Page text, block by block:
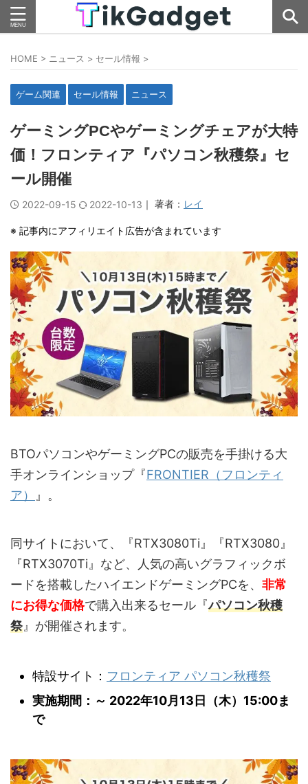
HOME > ニュース > セール情報 >
ゲーム関連 セール情報 ニュース
ゲーミングPCやゲーミングチェアが大特
価！フロンティア『パソコン秋穫祭』セ
ール開催
2022-09-15 2022-10-13 ｜ 著者： レイ
※ 記事内にアフィリエイト広告が含まれています
BTOパソコンやゲーミングPCの販売を手掛ける大
手オンラインショップ『FRONTIER（フロンティ
ア）
』。
同サイトにおいて、『RTX3080Ti』『RTX3080』
『RTX3070Ti』など、人気の高いグラフィックボ
ードを搭載したハイエンドゲーミングPCを、 非常
にお得な価格で購入出来るセール『パソコン秋穫
祭』が開催されます。
特設サイト： フロンティア パソコン秋穫祭
実施期間：～ 2022年10月13日（木）15:00ま
で